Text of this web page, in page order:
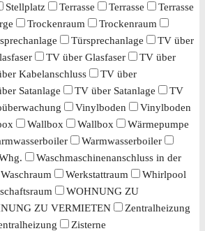
Stellplatz Terrasse Terrasse
Terrasse
Trockenraum
Trockenraum
Türsprechanlage
TV über
TV über Glasfaser
TV über
Kabelanschluss
TV über
Satanlage TV über Satanlage
TV
Vinylboden
Vinylboden
Wallbox Wallbox
Wärmepumpe
Warmwasserboiler
Waschmaschinenanschluss in der
Waschraum Werkstattraum
Whirlpool
WOHNUNG ZU
ZU VERMIETEN
Zentralheizung
Zisterne